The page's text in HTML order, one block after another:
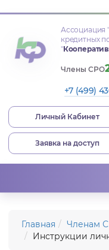
Ассоциация
кредитных
"
Члены СРО
+7 (499)
Личный Кабинет
Заявка на доступ
Главная
Членам
Инструкции